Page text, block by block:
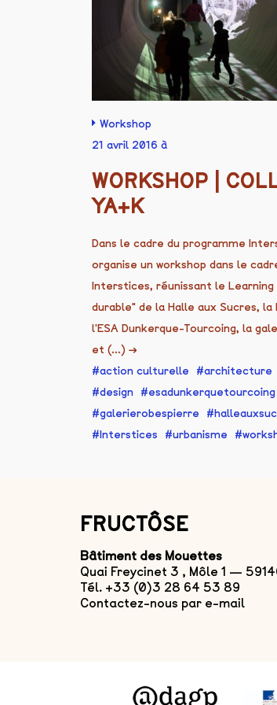
Workshop
21 avril 2016 à
WORKSHOP |
YA+K
Dans le cadre du programme
organise un workshop dans le
Interstices, réunissant le
durable" de la Halle aux Sucres,
l'ESA Dunkerque-Tourcoing, la
et (...) →
action culturelle
architecture
design
esadunkerquetourcoing
galerierobespierre
Interstices
urbanisme
FRUCTÔSE
Bâtiment des Mouettes
Quai Freycinet 3 , Môle 1 —
Tél. +33 (0)3 28 64 53 89
Contactez-nous par e-mail